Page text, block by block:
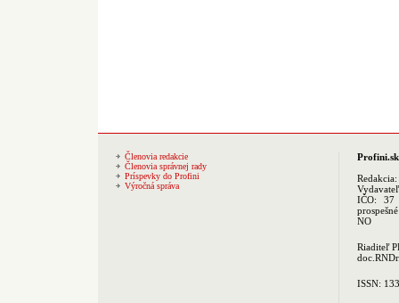
Členovia redakcie
Členovia správnej rady
Príspevky do Profini
Výročná správa
Profini.sk
Redakcia:
IČO: 37
NO
Riaditeľ
ISSN: